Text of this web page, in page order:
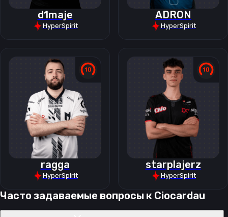
d1maje
HyperSpirit
ADRON
HyperSpirit
ragga
HyperSpirit
starplajerz
HyperSpirit
Часто задаваемые вопросы к Ciocardau